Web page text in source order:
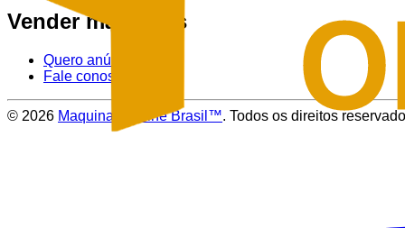
Vender máquinas
Quero anúnciar
Fale conosco
© 2026 Maquinas Online Brasil™. Todos os direitos